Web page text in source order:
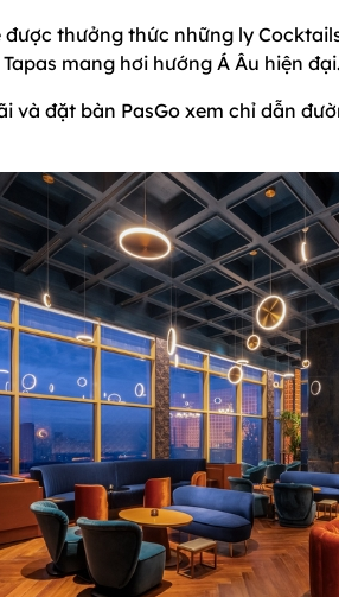
được thưởng thức những ly
mang hơi hướng Á Âu hiện đại.
và đặt bàn PasGo xem chỉ dẫn